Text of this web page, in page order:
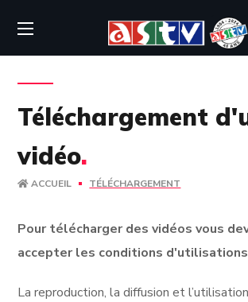
Téléchargement
vidéo.
ACCUEIL TÉLÉCHARGEMENT
Pour télécharger des vidéos vous
accepter les conditions
La reproduction, la diffusion et